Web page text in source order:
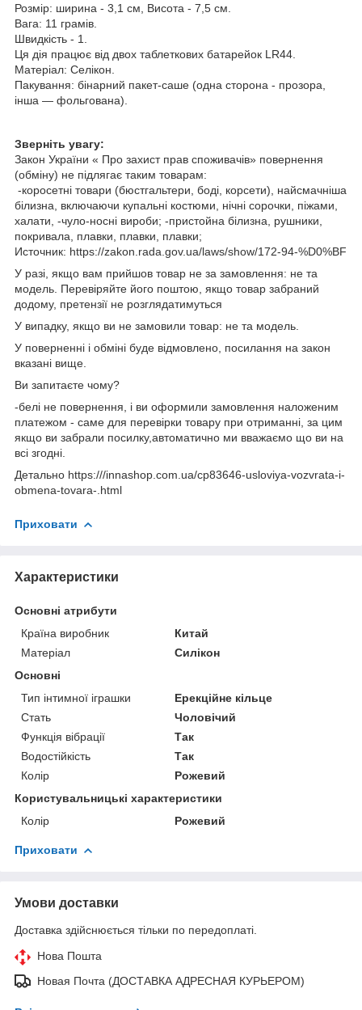
Розмір: ширина - 3,1 см, Висота - 7,5 см.
Вага: 11 грамів.
Швидкість - 1.
Ця дія працює від двох таблеткових батарейок LR44.
Матеріал: Селікон.
Пакування: бінарний пакет-саше (одна сторона - прозора,
інша — фольгована).
Зверніть увагу:
Закон України « Про захист прав споживачів» повернення
(обміну) не підлягає таким товарам:
-коросетні товари (бюстгальтери, боді, корсети), найсмачніша
білизна, включаючи купальні костюми, нічні сорочки, піжами,
халати, -чуло-носні вироби; -пристойна білизна, рушники,
покривала, плавки, плавки, плавки;
Источник: https://zakon.rada.gov.ua/laws/show/172-94-%D0%BF
У разі, якщо вам прийшов товар не за замовлення: не та
модель. Перевіряйте його поштою, якщо товар забраний
додому, претензії не розглядатимуться
У випадку, якщо ви не замовили товар: не та модель.
У поверненні і обміні буде відмовлено, посилання на закон
вказані вище.
Ви запитаєте чому?
-белі не повернення, і ви оформили замовлення наложеним
платежом - саме для перевірки товару при отриманні, за цим
якщо ви забрали посилку,автоматично ми вважаємо що ви на
всі згодні.
Детально https:///innashop.com.ua/cp83646-usloviya-vozvrata-i-
obmena-tovara-.html
Приховати
Характеристики
Основні атрибути
Країна виробник
Китай
Матеріал
Силікон
Основні
Тип інтимної іграшки
Ерекційне кільце
Стать
Чоловічий
Функція вібрації
Так
Водостійкість
Так
Колір
Рожевий
Користувальницькі характеристики
Колір
Рожевий
Приховати
Умови доставки
Доставка здійснюється тільки по передоплаті.
Нова Пошта
Новая Почта (ДОСТАВКА АДРЕСНАЯ КУРЬЕРОМ)